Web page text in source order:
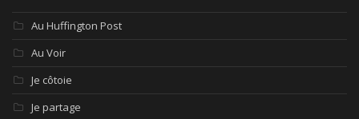
Au Huffington Post
Au Voir
Je côtoie
Je partage